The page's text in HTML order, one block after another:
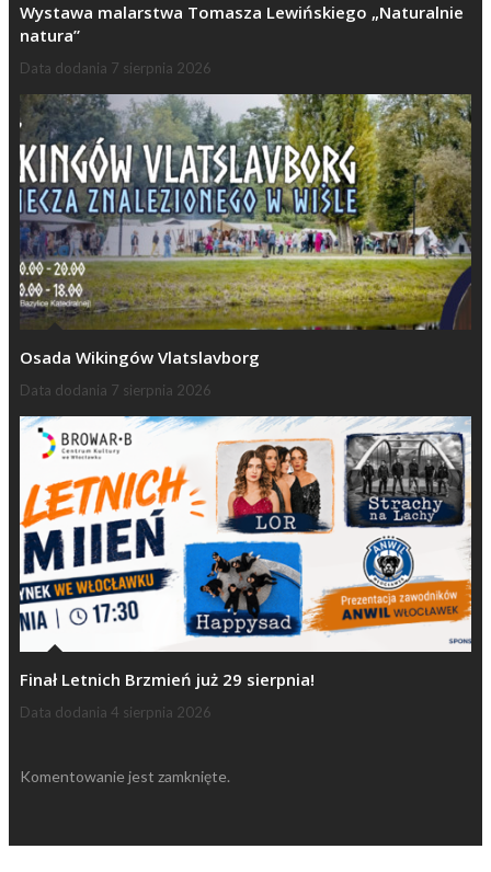
Wystawa malarstwa Tomasza Lewińskiego „Naturalnie
natura”
Data dodania 7 sierpnia 2026
Osada Wikingów Vlatslavborg
Data dodania 7 sierpnia 2026
Finał Letnich Brzmień już 29 sierpnia!
Data dodania 4 sierpnia 2026
Komentowanie jest zamknięte.